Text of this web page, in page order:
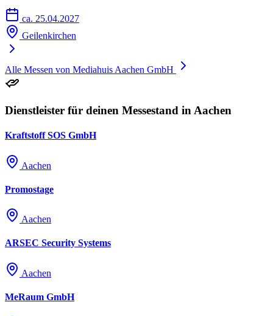
ca. 25.04.2027
Geilenkirchen
Alle Messen von Mediahuis Aachen GmbH
Dienstleister für deinen Messestand in Aachen
Kraftstoff SOS GmbH
Aachen
Promostage
Aachen
ARSEC Security Systems
Aachen
MeRaum GmbH